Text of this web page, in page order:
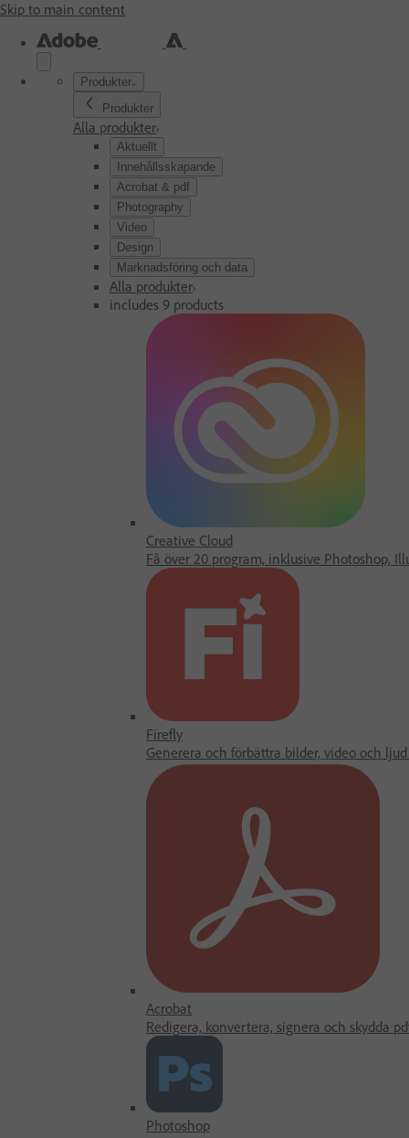
Skip to main content
Produkter
Produkter
Alla produkter
Aktuellt
Innehållsskapande
Acrobat & pdf
Photography
Video
Design
Marknadsföring och data
Alla produkter
includes 9 products
Creative Cloud
Få över 20 program, inklusive Photoshop,
Firefly
Generera och förbättra bilder, video och
Acrobat
Redigera, konvertera, signera och skydda
Photoshop